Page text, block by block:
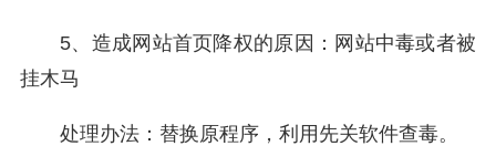
5、造成网站首页降权的原因：网站中毒或者被
挂木马
处理办法：替换原程序，利用先关软件查毒。